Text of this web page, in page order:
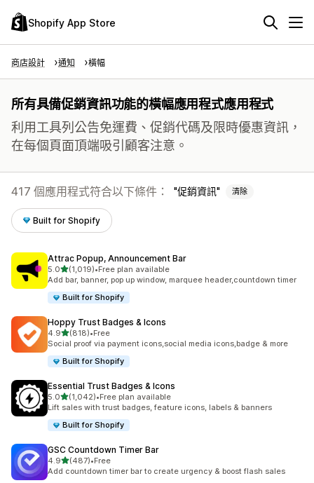
Shopify App Store
商店設計 通知 橫幅
所有具備促銷資訊功能的橫幅應用程式應用程式
利用工具列公告免運費、促銷代碼及限時優惠資訊，
在每個頁面頂端吸引顧客注意。
417 個應用程式符合以下條件： 促銷資訊 清除
Built for Shopify
Attrac Popup, Announcement Bar
5.0滿分 5 顆星
(1,019)
共有 1019 則評價
•Free plan available
Add bar, banner, pop up window, marquee header,countdown timer
Built for Shopify
Hoppy Trust Badges & Icons
4.9滿分 5 顆星
(818)
共有 818 則評價
•Free
Social proof via payment icons,social media icons,badge & more
Built for Shopify
Essential Trust Badges & Icons
5.0滿分 5 顆星
(1,042)
共有 1042 則評價
•Free plan available
Lift sales with trust badges, feature icons, labels & banners
Built for Shopify
GSC Countdown Timer Bar
4.9滿分 5 顆星
(487)
共有 487 則評價
•Free
Add countdown timer bar to create urgency & boost flash sales